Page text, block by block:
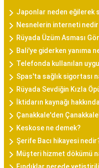
Japonlar neden eğilerek
Nesnelerin interneti nedir
Rüyada Üzüm Asması
Bali'ye giderken yanıma
Telefonda kullanılan
Spas'ta sağlık sigortası
Rüyada Sevdiğin Kızla
İktidarın kaynağı
Çanakkale'den
Keskose ne demek?
Şerife Bacı hikayesi
Müşteri hizmet dökümü